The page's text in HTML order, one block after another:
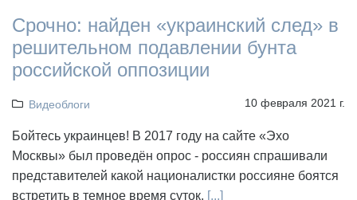
Срочно: найден «украинский след» в
решительном подавлении бунта
российской оппозиции
Видеоблоги 10 февраля 2021 г.
Бойтесь украинцев! В 2017 году на сайте «Эхо
Москвы» был проведён опрос - россиян спрашивали
представителей какой националистки россияне боятся
встретить в темное время суток. [...]